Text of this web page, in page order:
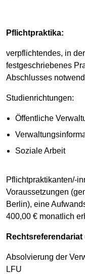
Pflichtpraktika:
verpflichtendes, in
festgeschriebenes
Abschlusses
Studienrichtungen:
Öffentliche
Soziale Arbeit
Pflichtpraktikanten/-
Voraussetzungen
Berlin), eine
400,00 € monatlich
Absolvierung der
LFU